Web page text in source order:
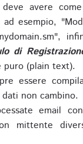
avere
esempio,
di
puro (plain text).
essere
non cambino.
email
mittente